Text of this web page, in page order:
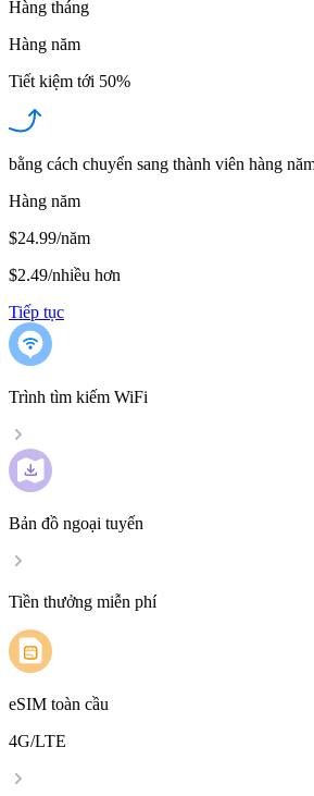
Hàng tháng
Hàng năm
Tiết kiệm tới 50%
bằng cách chuyển sang thành viên hàng
Hàng năm
$24.99/năm
$2.49/nhiều hơn
Tiếp tục
Trình tìm kiếm WiFi
Bản đồ ngoại tuyến
Tiền thưởng miễn phí
eSIM toàn cầu
4G/LTE